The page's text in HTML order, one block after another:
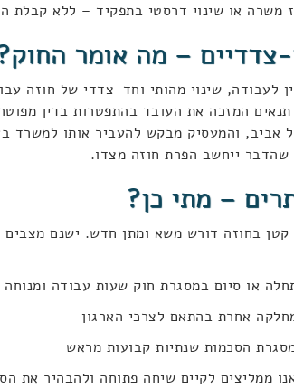
משרה או שינוי דרסטי בתפקיד – ללא קבלת
צדדיים – מה אומר
לעבודה, שינוי מהותי וחד-צדדי של חוזה
תנאים המזכה את העובד בהתפטרות בדין
אביב, והמעסיק מבקש להעביר אותו למשרד
שהדבר ייחשב הפרת חוזה מצדו.
– מתי כן?
קטן בחוזה דורש משא ומתן חדש. ישנם
או סיום במסגרת חוק שעות עבודה ומנוחה
אחרת בהתאם לצרכי הארגון
הסכמות שנתיות קבועות מראש
ממליצים לקיים שיחה פתוחה ולהבהיר את